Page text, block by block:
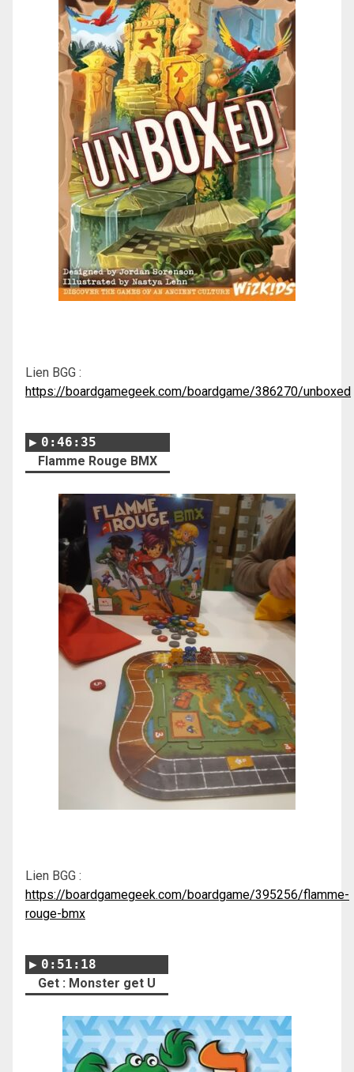
Lien BGG :
https://boardgamegeek.com/boardgame/386270/unboxed
0:46:35
Flamme Rouge BMX
Lien BGG :
https://boardgamegeek.com/boardgame/395256/flamme-
rouge-bmx
0:51:18
Get : Monster get U